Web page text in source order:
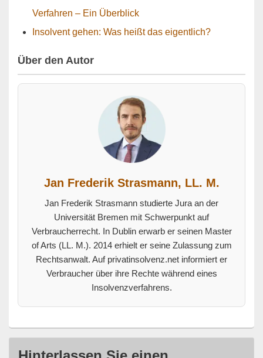
Verfahren – Ein Überblick
Insolvent gehen: Was heißt das eigentlich?
Über den Autor
Jan Frederik Strasmann, LL. M.
Jan Frederik Strasmann studierte Jura an der
Universität Bremen mit Schwerpunkt auf
Verbraucherrecht. In Dublin erwarb er seinen Master
of Arts (LL. M.). 2014 erhielt er seine Zulassung zum
Rechtsanwalt. Auf privatinsolvenz.net informiert er
Verbraucher über ihre Rechte während eines
Insolvenzverfahrens.